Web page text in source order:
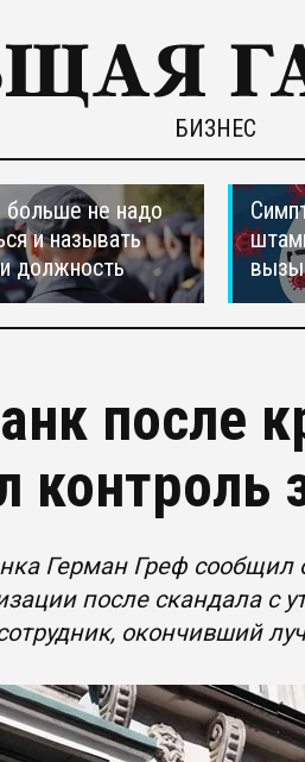
БИЗНЕС
больше не надо
и называть
должность
после
контроль
Герман Греф
после скандала с
окончивший